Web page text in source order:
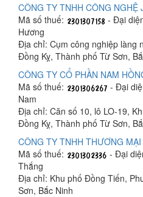
CÔNG TY TNHH CÔNG NGHỆ
Mã số thuế:
- Đại
Hương
Địa chỉ: Cụm công nghiệp làng
Đồng Kỵ, Thành phố Từ Sơn,
CÔNG TY CỔ PHẦN NAM
Mã số thuế:
- Đại
Nam
Địa chỉ: Căn số 10, lô LO-19,
Đồng Kỵ, Thành phố Từ Sơn,
CÔNG TY TNHH THƯƠNG
Mã số thuế:
- Đại
Thắng
Địa chỉ: Khu phố Đồng Tiến,
Sơn, Bắc Ninh